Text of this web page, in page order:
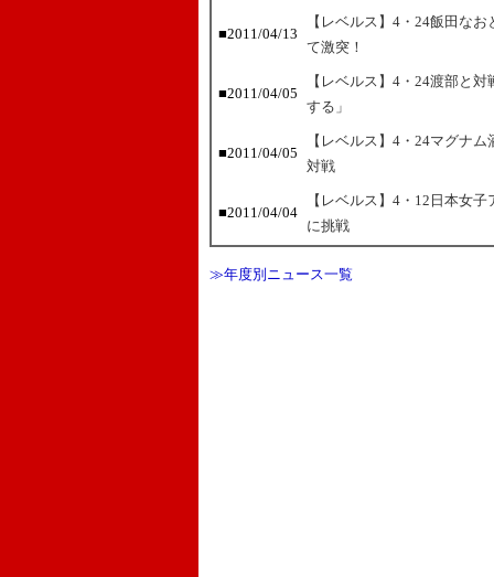
■2011/04/13
【レベルス】4・24飯田な
て激突！
■2011/04/05
【レベルス】4・24渡部と
する」
■2011/04/05
【レベルス】4・24マグナ
対戦
■2011/04/04
【レベルス】4・12日本女
に挑戦
≫年度別ニュース一覧